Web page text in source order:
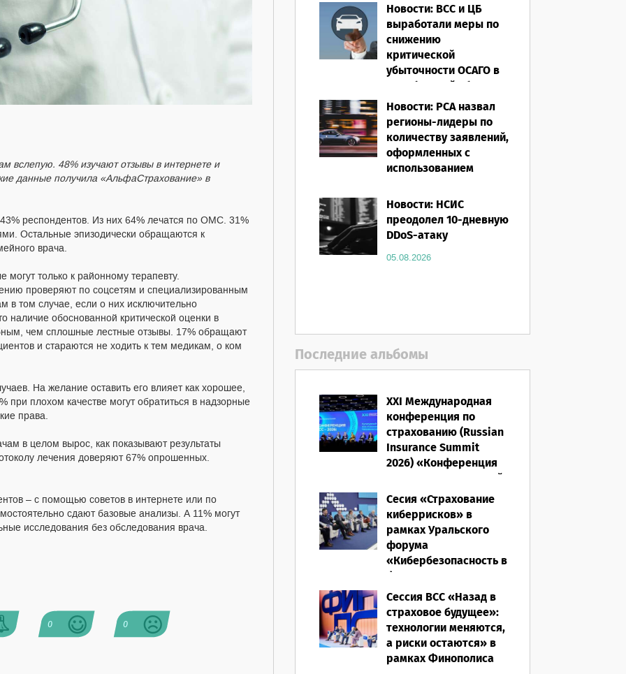
вслепую. 48% изучают отзывы в интернете и
данные получила «АльфаСтрахование» в
респондентов. Из них 64% лечатся по ОМС. 31%
Остальные эпизодически обращаются к
врача.
только к районному терапевту.
проверяют по соцсетям и специализированным
том случае, если о них исключительно
обоснованной критической оценки в
чем сплошные лестные отзывы. 17% обращают
и стараются не ходить к тем медикам, о ком
На желание оставить его влияет как хорошее,
при плохом качестве могут обратиться в надзорные
права.
в целом вырос, как показывают результаты
лечения доверяют 67% опрошенных.
– с помощью советов в интернете или по
сдают базовые анализы. А 11% могут
исследования без обследования врача.
0 0
Новости: ВСС и ЦБ
выработали меры по
снижению
критической
убыточности ОСАГО в
Челябинской области
05.08.2026
Новости: РСА назвал
регионы-лидеры по
количеству заявлений,
оформленных с
использованием
первое полугодие 2026
года
05.08.2026
Новости: НСИС
преодолел 10-дневную
DDoS-атаку
05.08.2026
Последние альбомы
XXI Международная
конференция по
страхованию (Russian
Insurance Summit
2026) «Конференция
ВСС-2026: Культурный
код страхования/
Человеческий
фактор»
28.05.2026
Сесия «Страхование
киберрисков» в
рамках Уральского
форума
«Кибербезопасность в
финансах» 2026
16.03.2026
Сессия ВСС «Назад в
страховое будущее»:
технологии меняются,
а риски остаются» в
рамках Финополиса